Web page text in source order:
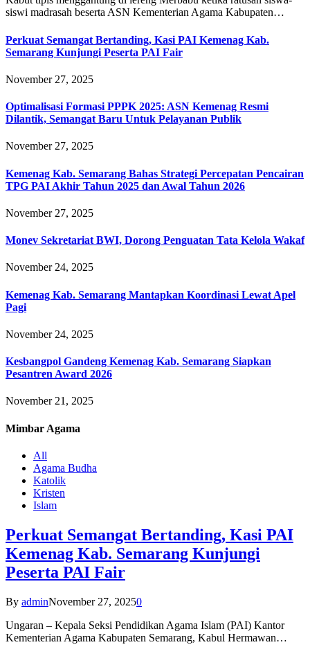
siswi madrasah beserta ASN Kementerian Agama Kabupaten…
Perkuat Semangat Bertanding, Kasi PAI Kemenag Kab.
Semarang Kunjungi Peserta PAI Fair
November 27, 2025
Optimalisasi Formasi PPPK 2025: ASN Kemenag Resmi
Dilantik, Semangat Baru Untuk Pelayanan Publik
November 27, 2025
Kemenag Kab. Semarang Bahas Strategi Percepatan Pencairan
TPG PAI Akhir Tahun 2025 dan Awal Tahun 2026
November 27, 2025
Monev Sekretariat BWI, Dorong Penguatan Tata Kelola Wakaf
November 24, 2025
Kemenag Kab. Semarang Mantapkan Koordinasi Lewat Apel
Pagi
November 24, 2025
Kesbangpol Gandeng Kemenag Kab. Semarang Siapkan
Pesantren Award 2026
November 21, 2025
Mimbar Agama
All
Agama Budha
Katolik
Kristen
Islam
Perkuat Semangat Bertanding, Kasi PAI
Kemenag Kab. Semarang Kunjungi
Peserta PAI Fair
By adminNovember 27, 20250
Ungaran – Kepala Seksi Pendidikan Agama Islam (PAI) Kantor
Kementerian Agama Kabupaten Semarang, Kabul Hermawan…